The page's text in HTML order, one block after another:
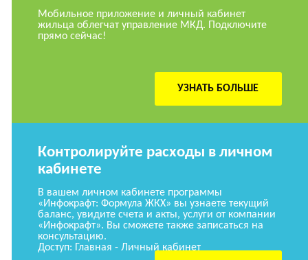
Мобильное приложение и личный кабинет
жильца облегчат управление МКД. Подключите
прямо сейчас!
УЗНАТЬ БОЛЬШЕ
Контролируйте расходы в личном
кабинете
В вашем личном кабинете программы
«Инфокрафт: Формула ЖКХ» вы узнаете текущий
баланс, увидите счета и акты, услуги от компании
«Инфокрафт». Вы сможете также записаться на
консультацию.
Доступ: Главная - Личный кабинет